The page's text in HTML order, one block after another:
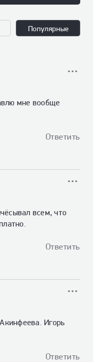
Популярные
мне вообще
Ответить
всем, что
Ответить
Игорь
Ответить